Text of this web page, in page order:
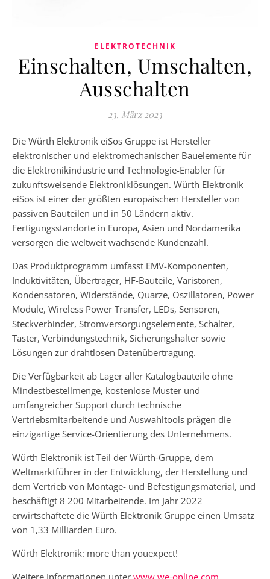
ELEKTROTECHNIK
Einschalten, Umschalten,
Ausschalten
23. März 2023
Die Würth Elektronik eiSos Gruppe ist Hersteller
elektronischer und elektromechanischer Bauelemente für
die Elektronikindustrie und Technologie-Enabler für
zukunftsweisende Elektroniklösungen. Würth Elektronik
eiSos ist einer der größten europäischen Hersteller von
passiven Bauteilen und in 50 Ländern aktiv.
Fertigungsstandorte in Europa, Asien und Nordamerika
versorgen die weltweit wachsende Kundenzahl.
Das Produktprogramm umfasst EMV-Komponenten,
Induktivitäten, Übertrager, HF-Bauteile, Varistoren,
Kondensatoren, Widerstände, Quarze, Oszillatoren, Power
Module, Wireless Power Transfer, LEDs, Sensoren,
Steckverbinder, Stromversorgungselemente, Schalter,
Taster, Verbindungstechnik, Sicherungshalter sowie
Lösungen zur drahtlosen Datenübertragung.
Die Verfügbarkeit ab Lager aller Katalogbauteile ohne
Mindestbestellmenge, kostenlose Muster und
umfangreicher Support durch technische
Vertriebsmitarbeitende und Auswahltools prägen die
einzigartige Service-Orientierung des Unternehmens.
Würth Elektronik ist Teil der Würth-Gruppe, dem
Weltmarktführer in der Entwicklung, der Herstellung und
dem Vertrieb von Montage- und Befestigungsmaterial, und
beschäftigt 8 200 Mitarbeitende. Im Jahr 2022
erwirtschaftete die Würth Elektronik Gruppe einen Umsatz
von 1,33 Milliarden Euro.
Würth Elektronik: more than youexpect!
Weitere Informationen unter www.we-online.com